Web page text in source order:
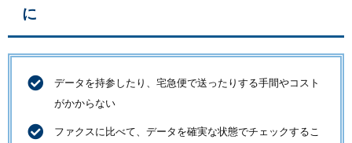
に
データを持参したり、宅急便で送ったりする手間やコスト
がかからない
ファクスに比べて、データを確実な状態でチェックするこ